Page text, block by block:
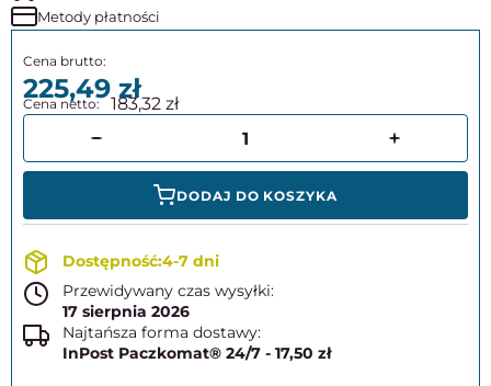
Metody płatności
225,49183,32
DODAJ DO KOSZYKA
4-7 dni
Przewidywany czas wysyłki:
17 sierpnia 2026
Najtańsza forma dostawy:
InPost Paczkomat® 24/7 - 17,50 zł